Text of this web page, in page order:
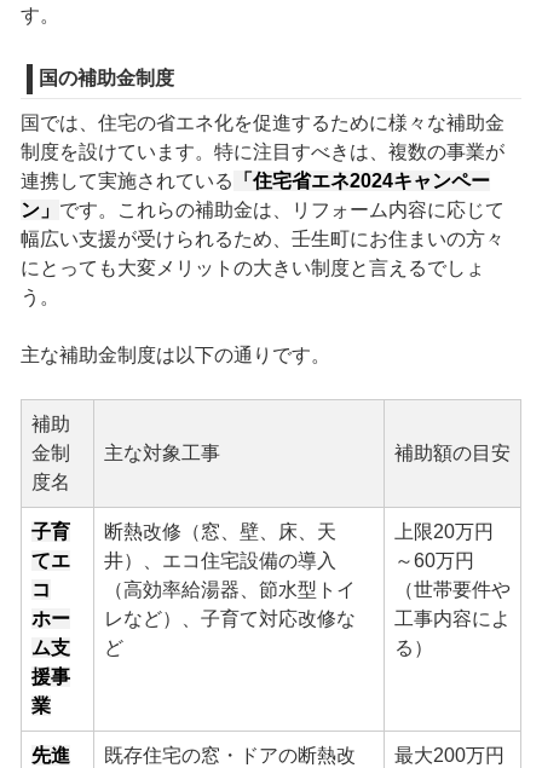
す。
国の補助金制度
国では、住宅の省エネ化を促進するために様々な補助金
制度を設けています。特に注目すべきは、複数の事業が
連携して実施されている
「住宅省エネ2024キャンペー
ン」 です。これらの補助金は、リフォーム内容に応じて
幅広い支援が受けられるため、壬生町にお住まいの方々
にとっても大変メリットの大きい制度と言えるでしょ
う。
主な補助金制度は以下の通りです。
補助
金制
度名
主な対象工事 補助額の目安
子育
てエ
コ
ホー
ム支
援事
業
断熱改修（窓、壁、床、天
井）、エコ住宅設備の導入
（高効率給湯器、節水型トイ
レなど）、子育て対応改修な
ど
上限20万円
～60万円
（世帯要件や
工事内容によ
る）
先進
既存住宅の窓・ドアの断熱改
最大200万円